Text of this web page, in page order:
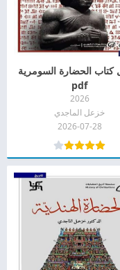
كتاب الحضارة السومرية
pdf
2026
خزعل الماجدي
2026-07-28